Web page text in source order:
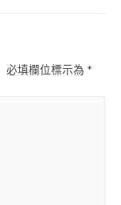
必填欄位標示為 *